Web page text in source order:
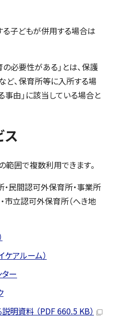
子どもが併用する場合は
必要性がある」とは、保護
ど、保育所等に入所する場
事由」に該当している場合と
ス
囲で複数利用できます。
民間認可外保育所・事業所
市立認可外保育所（へき地
アルーム）
ター
明資料 （PDF 660.5 KB）